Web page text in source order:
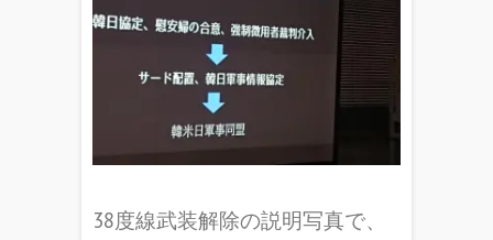
38度線武装解除の説明写真で、